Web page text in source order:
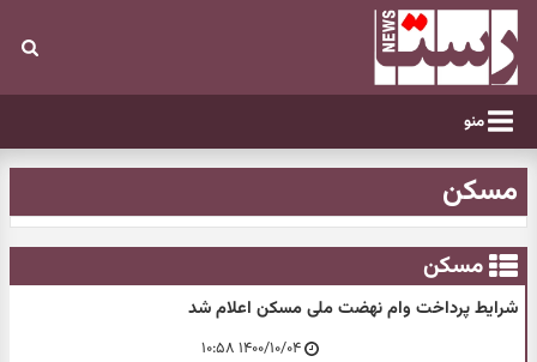
منو
مسکن
مسکن
شرایط پرداخت وام نهضت ملی مسکن اعلام شد
۱۴۰۰/۱۰/۰۴ ۱۰:۵۸